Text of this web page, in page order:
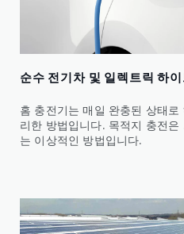
순수 전기차 및 일렉트릭 하
홈 충전기는 매일 완충된 상태
리한 방법입니다. 목적지 충전
는 이상적인 방법입니다.